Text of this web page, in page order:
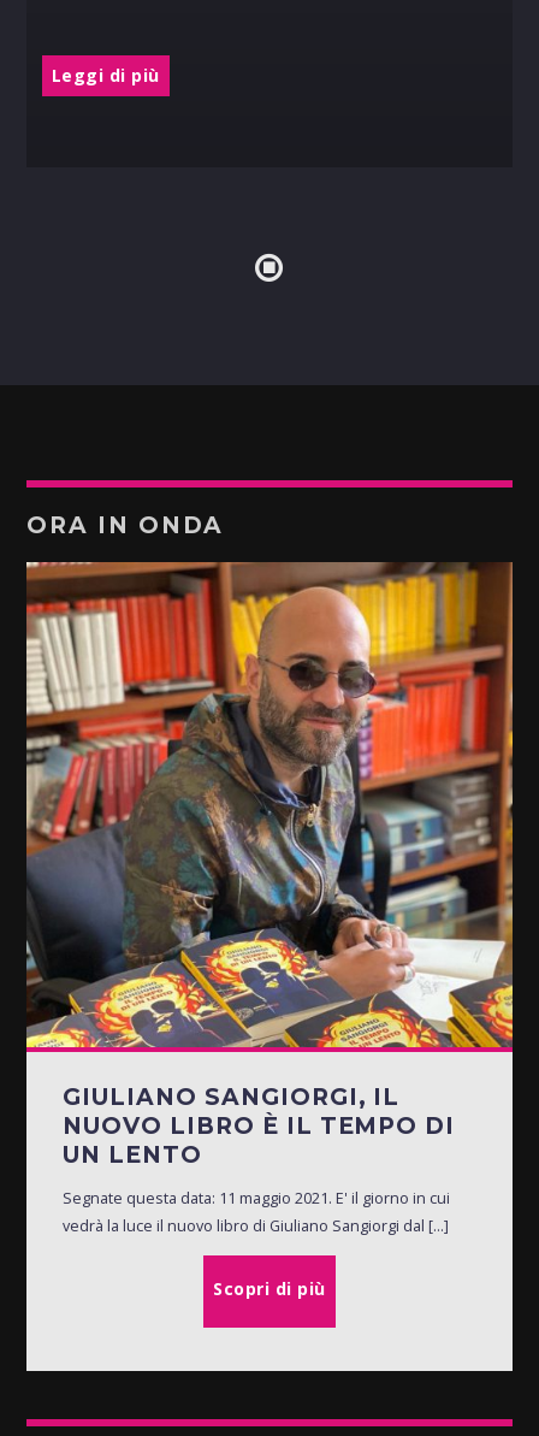
Leggi di più
ORA IN ONDA
GIULIANO SANGIORGI, IL
NUOVO LIBRO È IL TEMPO DI
UN LENTO
Segnate questa data: 11 maggio 2021. E' il giorno in cui
vedrà la luce il nuovo libro di Giuliano Sangiorgi dal [...]
Scopri di più